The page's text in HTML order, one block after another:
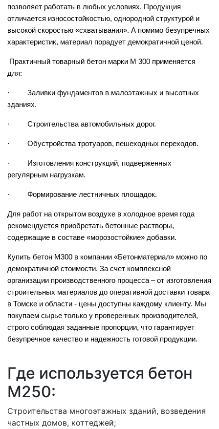
позволяет работать в любых условиях. Продукция
отличается износостойкостью, однородной структурой и
высокой скоростью «схватывания». А помимо безупречных
характеристик, материал порадует демократичной ценой.
Практичный товарный бетон марки М 300 применяется
для:
· Заливки фундаментов в малоэтажных и высотных
зданиях.
· Строительства автомобильных дорог.
· Обустройства тротуаров, пешеходных переходов.
· Изготовления конструкций, подверженных
регулярным нагрузкам.
· Формирование лестничных площадок.
Для работ на открытом воздухе в холодное время года
рекомендуется приобретать бетонные растворы,
содержащие в составе «морозостойкие» добавки.
Купить бетон M300 в компании «Бетонматериал» можно по
демократичной стоимости. За счет комплексной
организации производственного процесса – от изготовления
строительных материалов до оперативной доставки товара
в Томске и области - цены доступны каждому клиенту. Мы
покупаем сырье только у проверенных производителей,
строго соблюдая заданные пропорции, что гарантирует
безупречное качество и надежность готовой продукции.
Где используется бетон
М250:
Строительства многоэтажных зданий, возведения
частных домов, коттеджей;